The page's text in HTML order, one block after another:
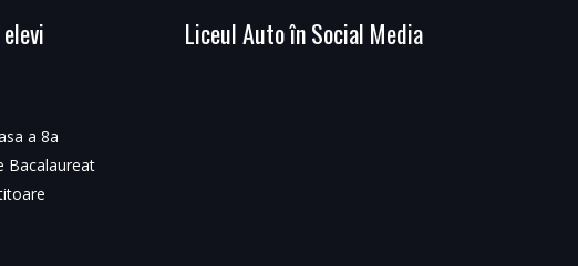
a 8a
Bacalaureat
Liceul Auto în Social Media